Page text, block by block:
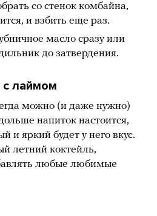
со стенок комбайна,
и взбить еще раз.
масло сразу или
до затвердения.
с лаймом
можно (и даже нужно)
напиток настоится,
и яркий будет у него вкус.
летний коктейль,
любые любимые